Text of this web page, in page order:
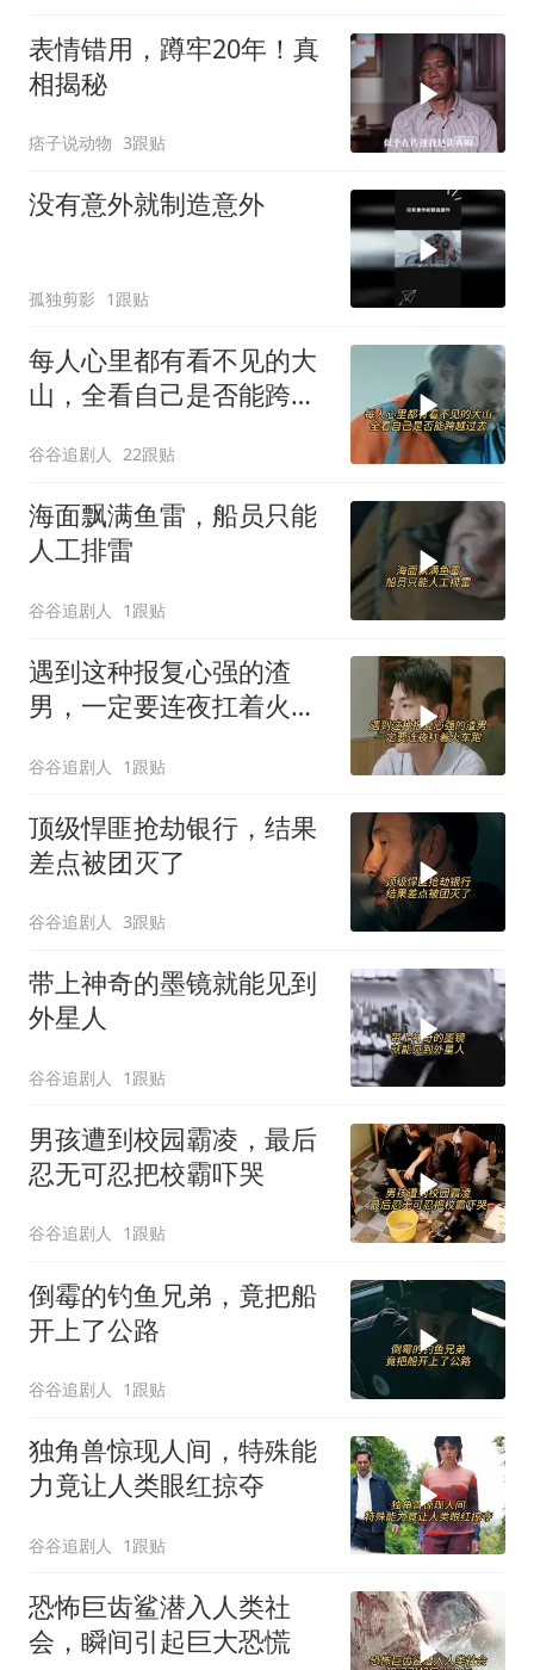
表情错用，蹲牢20年！真
相揭秘
痞子说动物 3跟贴
没有意外就制造意外
孤独剪影 1跟贴
每人心里都有看不见的大
山，全看自己是否能跨越
谷谷追剧人 22跟贴
海面飘满鱼雷，船员只能
人工排雷
谷谷追剧人 1跟贴
遇到这种报复心强的渣
男，一定要连夜扛着火车
谷谷追剧人 1跟贴
顶级悍匪抢劫银行，结果
差点被团灭了
谷谷追剧人 3跟贴
带上神奇的墨镜就能见到
外星人
谷谷追剧人 1跟贴
男孩遭到校园霸凌，最后
忍无可忍把校霸吓哭
谷谷追剧人 1跟贴
倒霉的钓鱼兄弟，竟把船
开上了公路
谷谷追剧人 1跟贴
独角兽惊现人间，特殊能
力竟让人类眼红掠夺
谷谷追剧人 1跟贴
恐怖巨齿鲨潜入人类社
会，瞬间引起巨大恐慌